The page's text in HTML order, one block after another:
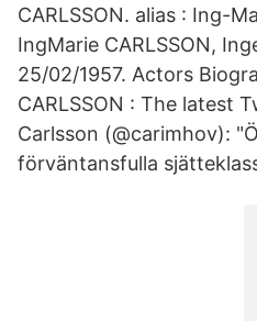
CARLSSON. alias : Ing-
IngMarie CARLSSON,
25/02/1957. Actors
CARLSSON : The latest
Carlsson (@carimhov):
förväntansfulla